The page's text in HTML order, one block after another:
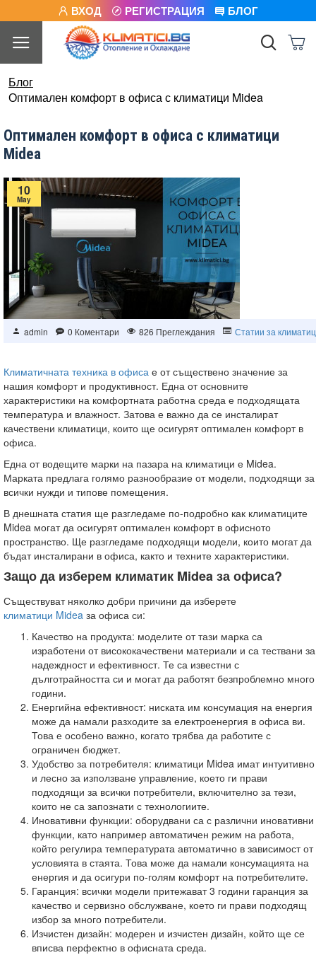
ВХОД РЕГИСТРАЦИЯ БЛОГ
Блог
Оптимален комфорт в офиса с климатици Midea
Оптимален комфорт в офиса с климатици
Midea
10
May
admin 0 Коментари 826 Преглеждания Статии за
Климатичната техника в офиса е от съществено значение за
нашия комфорт и продуктивност. Една от основните
характеристики на комфортната работна среда е подходящата
температура и влажност. Затова е важно да се инсталират
качествени климатици, които ще осигурят оптимален комфорт в
офиса.
Една от водещите марки на пазара на климатици е Midea.
Марката предлага голямо разнообразие от модели, подходящи за
всички нужди и типове помещения.
В днешната статия ще разгледаме по-подробно как климатиците
Midea могат да осигурят оптимален комфорт в офисното
пространство. Ще разгледаме подходящи модели, които могат да
бъдат инсталирани в офиса, както и техните характеристики.
Защо да изберем климатик Midea за офиса?
Съществуват няколко добри причини да изберете
климатици Midea за офиса си:
Качество на продукта: моделите от тази марка са
изработени от висококачествени материали и са тествани за
надеждност и ефективност. Те са известни с
дълготрайността си и могат да работят безпроблемно много
години.
Енергийна ефективност: ниската им консумация на енергия
може да намали разходите за електроенергия в офиса ви.
Това е особено важно, когато трябва да работите с
ограничен бюджет.
Удобство за потребителя: климатици Midea имат интуитивно
и лесно за използване управление, което ги прави
подходящи за всички потребители, включително за тези,
които не са запознати с технологиите.
Иновативни функции: оборудвани са с различни иновативни
функции, като например автоматичен режим на работа,
който регулира температурата автоматично в зависимост от
условията в стаята. Това може да намали консумацията на
енергия и да осигури по-голям комфорт на потребителите.
Гаранция: всички модели притежават 3 години гаранция за
качество и сервизно обслужване, което ги прави подходящ
избор за много потребители.
Изчистен дизайн: модерен и изчистен дизайн, който ще се
вписва перфектно в офисната среда.